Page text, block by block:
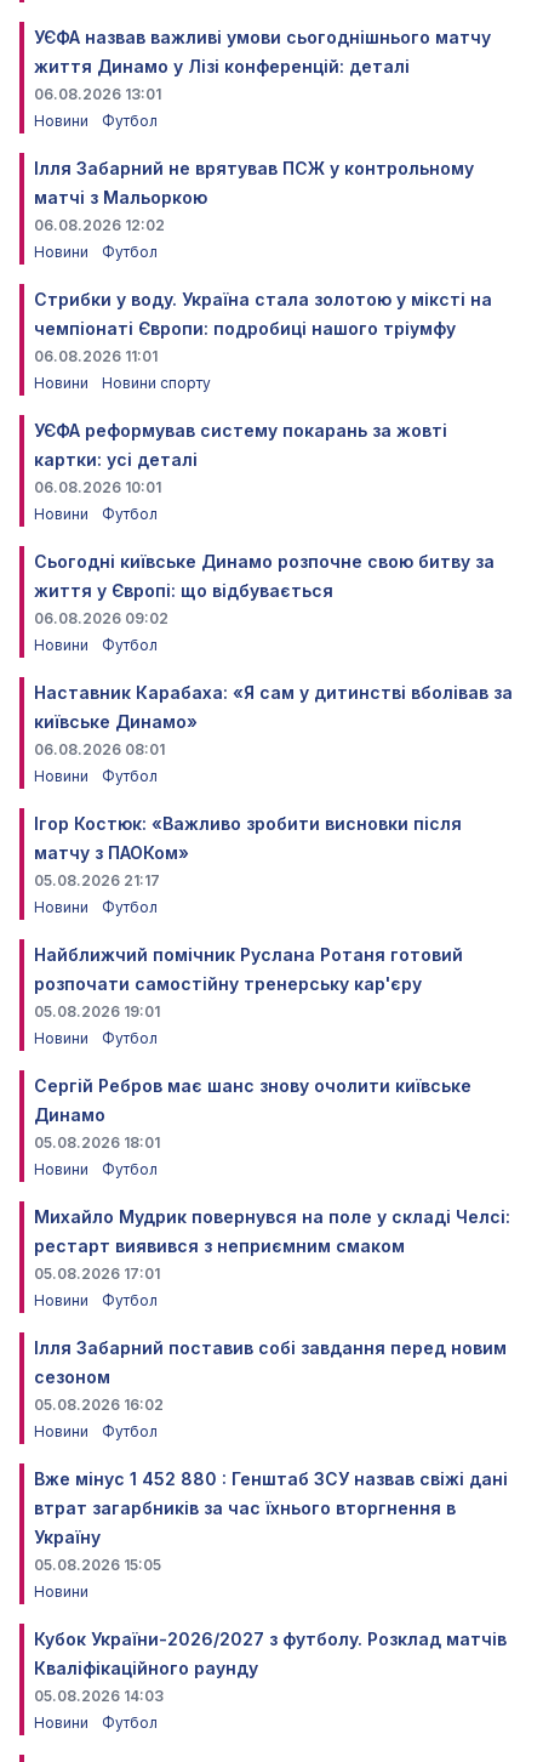
УЄФА назвав важливі умови сьогоднішнього матчу
життя Динамо у Лізі конференцій: деталі
06.08.2026 13:01
Новини
Футбол
Ілля Забарний не врятував ПСЖ у контрольному
матчі з Мальоркою
06.08.2026 12:02
Новини
Футбол
Стрибки у воду. Україна стала золотою у міксті на
чемпіонаті Європи: подробиці нашого тріумфу
06.08.2026 11:01
Новини
Новини спорту
УЄФА реформував систему покарань за жовті
картки: усі деталі
06.08.2026 10:01
Новини
Футбол
Сьогодні київське Динамо розпочне свою битву за
життя у Європі: що відбувається
06.08.2026 09:02
Новини
Футбол
Наставник Карабаха: «Я сам у дитинстві вболівав за
київське Динамо»
06.08.2026 08:01
Новини
Футбол
Ігор Костюк: «Важливо зробити висновки після
матчу з ПАОКом»
05.08.2026 21:17
Новини
Футбол
Найближчий помічник Руслана Ротаня готовий
розпочати самостійну тренерську кар'єру
05.08.2026 19:01
Новини
Футбол
Сергій Ребров має шанс знову очолити київське
Динамо
05.08.2026 18:01
Новини
Футбол
Михайло Мудрик повернувся на поле у складі Челсі:
рестарт виявився з неприємним смаком
05.08.2026 17:01
Новини
Футбол
Ілля Забарний поставив собі завдання перед новим
сезоном
05.08.2026 16:02
Новини
Футбол
Вже мінус 1 452 880 : Генштаб ЗСУ назвав свіжі дані
втрат загарбників за час їхнього вторгнення в
Україну
05.08.2026 15:05
Новини
Кубок України-2026/2027 з футболу. Розклад матчів
Кваліфікаційного раунду
05.08.2026 14:03
Новини
Футбол